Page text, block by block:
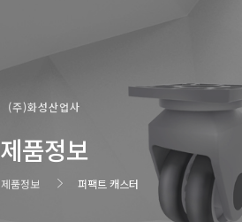
(주)화성산업사
제품정보
제품정보 퍼팩트 캐스터